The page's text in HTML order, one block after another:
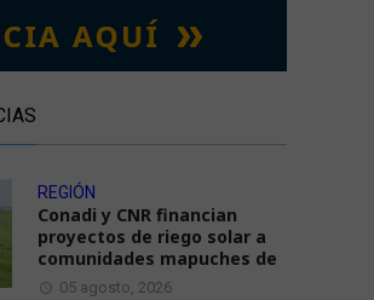
REGIÓN
Conadi y CNR financian
proyectos de riego solar a
comunidades mapuches de
05 agosto, 2026